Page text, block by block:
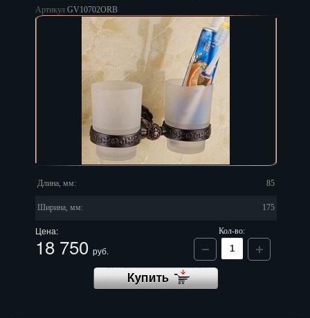
Артикул GV10702ORB
Длина, мм: 85
Ширина, мм: 175
Цена:
18 750 руб.
Кол-во: